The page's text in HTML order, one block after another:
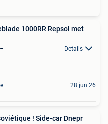
1000RR Repsol met
Details
28 jun 26
! Side-car Dnepr